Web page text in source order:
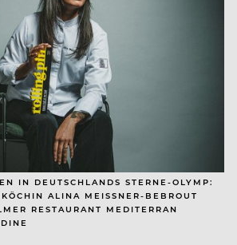
IN DEUTSCHLANDS STERNE-OLYMP:
ALINA MEISSNER-BEBROUT
RESTAURANT MEDITERRAN